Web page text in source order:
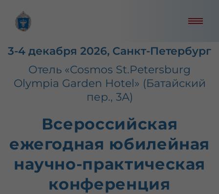
3-4 декабря 2026, Санкт-Петербург
Отель «Cosmos St.Petersburg
Olympia Garden Hotel» (Батайский
пер., 3А)
Всероссийская
ежегодная юбилейная
научно-практическая
конференция